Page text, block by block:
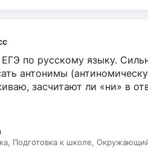
по русскому языку.
антонимы
засчитают ли «ни» в
Подготовка к школе,